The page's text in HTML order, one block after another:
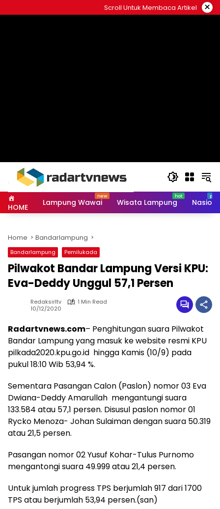
to
Scroll Untuk Membaca Artikel ×
HOME Lampung Wawai Wisata Lampung
Home Bandarlampung
Bandarlampung Pemilukada
Pilwakot Bandar Lampung Versi KPU:
Eva-Deddy Unggul 57,1 Persen
Redaksirltv
1 Min Read
10/12/2020
Radartvnews.com– Penghitungan suara Pilwakot
Bandar Lampung yang masuk ke website resmi KPU
pilkada2020.kpu.go.id hingga Kamis (10/9) pada
pukul 18:10 Wib 53,94 %.
Sementara Pasangan Calon (Paslon) nomor 03 Eva
Dwiana-Deddy Amarullah mengantungi suara
133.584 atau 57,1 persen. Disusul paslon nomor 01
Rycko Menoza- Johan Sulaiman dengan suara 50.319
atau 21,5 persen.
Pasangan nomor 02 Yusuf Kohar-Tulus Purnomo
mengantongi suara 49.999 atau 21,4 persen.
Untuk jumlah progress TPS berjumlah 917 dari 1700
TPS atau berjumlah 53,94 persen.(san)